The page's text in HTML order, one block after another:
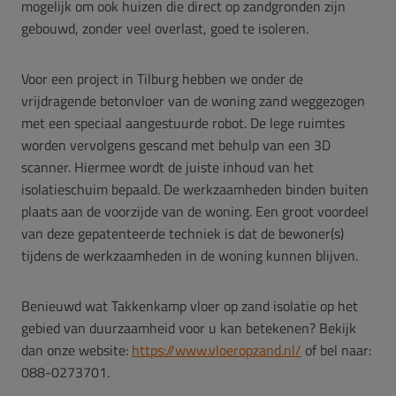
mogelijk om ook huizen die direct op zandgronden zijn
gebouwd, zonder veel overlast, goed te isoleren.
Voor een project in Tilburg hebben we onder de
vrijdragende betonvloer van de woning zand weggezogen
met een speciaal aangestuurde robot. De lege ruimtes
worden vervolgens gescand met behulp van een 3D
scanner. Hiermee wordt de juiste inhoud van het
isolatieschuim bepaald. De werkzaamheden binden buiten
plaats aan de voorzijde van de woning. Een groot voordeel
van deze gepatenteerde techniek is dat de bewoner(s)
tijdens de werkzaamheden in de woning kunnen blijven.
Benieuwd wat Takkenkamp vloer op zand isolatie op het
gebied van duurzaamheid voor u kan betekenen? Bekijk
dan onze website: https://www.vloeropzand.nl/ of bel naar:
088-0273701.